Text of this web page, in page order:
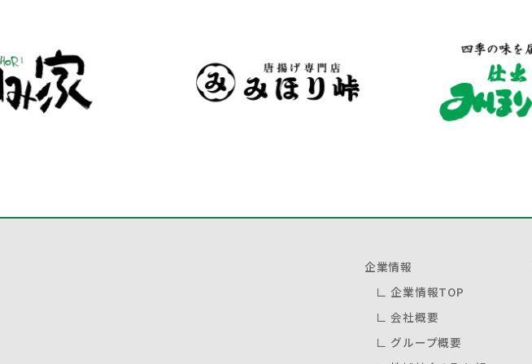
企業情報
∟ 企業情報TOP
∟会社概要
∟ グループ概要